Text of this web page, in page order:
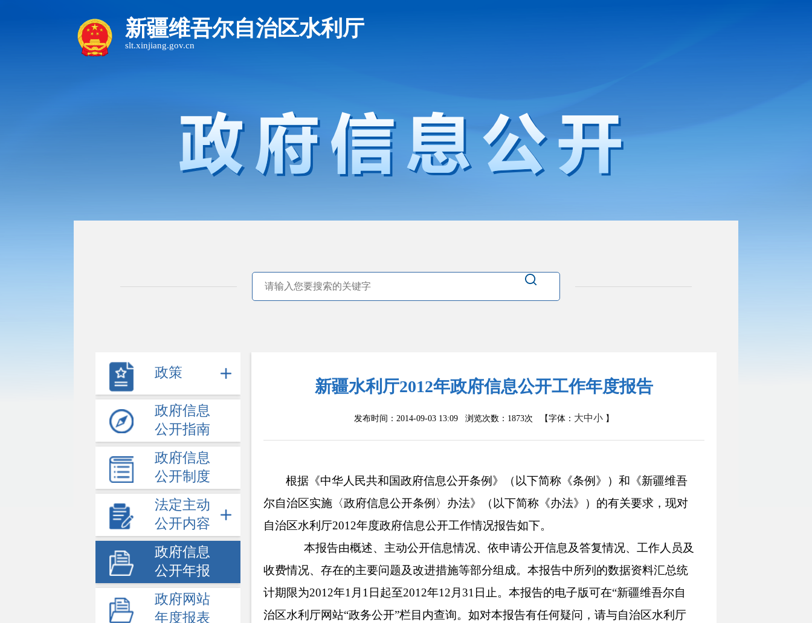
新疆维吾尔自治区水利厅
slt.xinjiang.gov.cn
政策
政府信息
公开指南
政府信息
公开制度
法定主动
公开内容
政府信息
公开年报
政府网站
年度报表
新疆水利厅2012年政府信息公开工作年度报告
发布时间：2014-09-03 13:09 浏览次数： 1873次 【字体： 大中小 】
根据《中华人民共和国政府信息公开条例》（以下简称《条例》）和《新疆维吾
尔自治区实施〈政府信息公开条例〉办法》（以下简称《办法》）的有关要求，现对
自治区水利厅2012年度政府信息公开工作情况报告如下。
本报告由概述、主动公开信息情况、依申请公开信息及答复情况、工作人员及
收费情况、存在的主要问题及改进措施等部分组成。本报告中所列的数据资料汇总统
计期限为2012年1月1日起至2012年12月31日止。本报告的电子版可在“新疆维吾尔自
治区水利厅网站“政务公开”栏目内查询。如对本报告有任何疑问，请与自治区水利厅